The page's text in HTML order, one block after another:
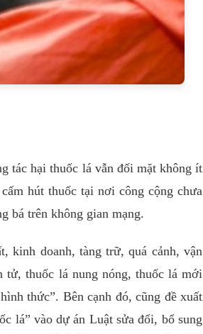
tác hại thuốc lá vẫn đối mặt không ít
hút thuốc tại nơi công cộng chưa
bá trên không gian mạng.
kinh doanh, tàng trữ, quá cảnh, vận
tử, thuốc lá nung nóng, thuốc lá mới
thức”. Bên cạnh đó, cũng đề xuất
lá” vào dự án Luật sửa đổi, bổ sung